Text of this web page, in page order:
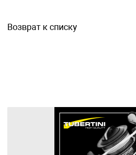
Возврат к списку